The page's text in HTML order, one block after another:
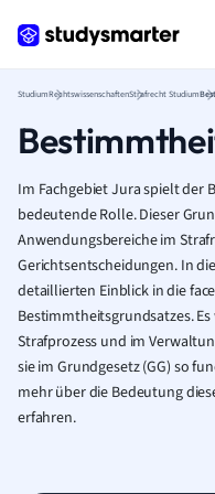
StudiumRechtswissenschaftenStrafrecht Studium
Im Fachgebiet Jura spielt der
bedeutende Rolle. Dieser
Anwendungsbereiche im
Gerichtsentscheidungen. In
detaillierten Einblick in die
Bestimmtheitsgrundsatzes.
Strafprozess und im
sie im Grundgesetz (GG) so
mehr über die Bedeutung
erfahren.